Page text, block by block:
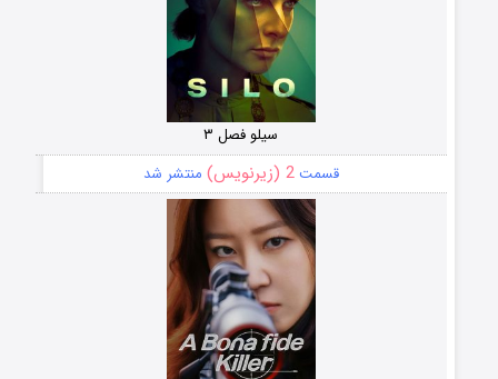
سیلو فصل ۳
قسمت2 (زیرنویس) منتشر شد